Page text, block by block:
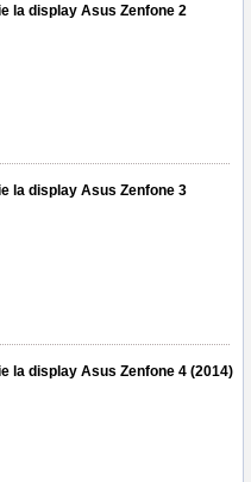
la display Asus Zenfone 2
la display Asus Zenfone 3
la display Asus Zenfone 4 (2014)